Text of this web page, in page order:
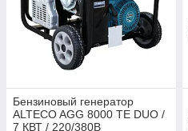
Бензиновый генератор
ALTECO AGG 8000 TE DUO /
7 КВТ / 220/380В